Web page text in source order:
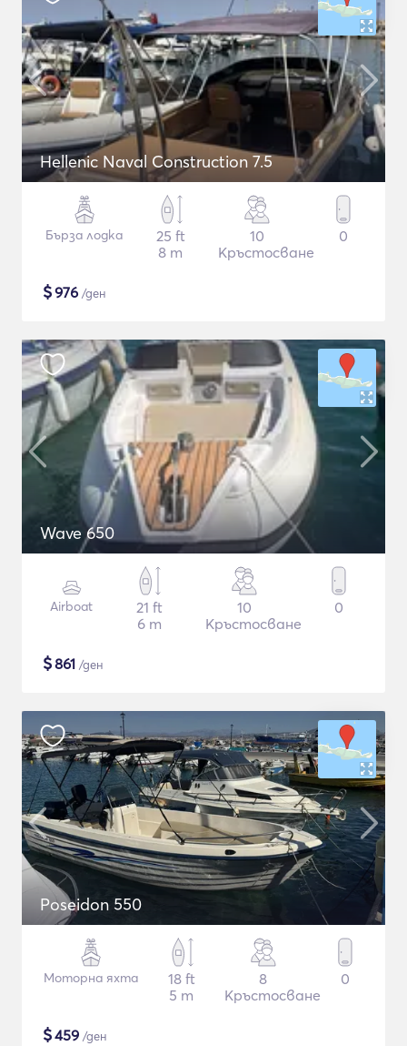
Hellenic Naval Construction 7.5
Бърза лодка
25 ft
8 m
10
Кръстосване
0
$976 /ден
Wave 650
Airboat
21 ft
6 m
10
Кръстосване
0
$861 /ден
Poseidon 550
Моторна яхта
18 ft
5 m
8
Кръстосване
0
$459 /ден